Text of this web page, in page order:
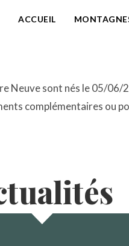
ACCUEIL
Neuve sont nés le 05/06/
complémentaires ou